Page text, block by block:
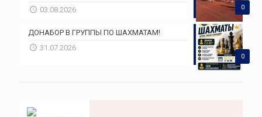
0
03.08.2026
0
ДОНАБОР В ГРУППЫ ПО ШАХМАТАМ!
31.07.2026